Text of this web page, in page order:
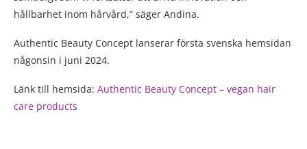
hållbarhet inom hårvård,” säger Andina.
Authentic Beauty Concept lanserar första svenska hemsidan
någonsin i juni 2024.
Länk till hemsida: Authentic Beauty Concept – vegan hair
care products